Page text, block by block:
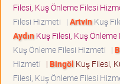
Filesi, Kuş Önleme Filesi
Filesi Hizmeti | ArtvinKuş
AydınKuş Filesi, Kuş Önleme
Kuş Önleme Filesi Hizmeti |
Hizmeti | Bingöl Kuş Filesi,
Filesi, Kuş Önleme Filesi